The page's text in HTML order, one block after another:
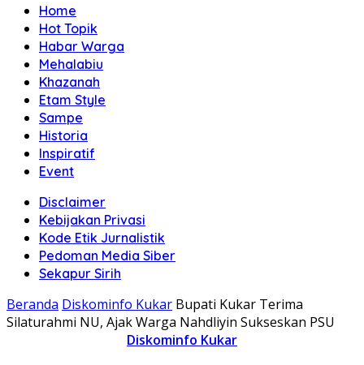
Home
Hot Topik
Habar Warga
Mehalabiu
Khazanah
Etam Style
Sampe
Historia
Inspiratif
Event
Disclaimer
Kebijakan Privasi
Kode Etik Jurnalistik
Pedoman Media Siber
Sekapur Sirih
Beranda Diskominfo Kukar Bupati Kukar Terima
Silaturahmi NU, Ajak Warga Nahdliyin Sukseskan PSU
Diskominfo Kukar